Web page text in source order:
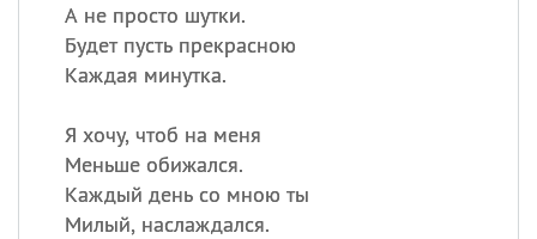
А не просто шутки.
Будет пусть прекрасною
Каждая минутка.
Я хочу, чтоб на меня
Меньше обижался.
Каждый день со мною ты
Милый, наслаждался.